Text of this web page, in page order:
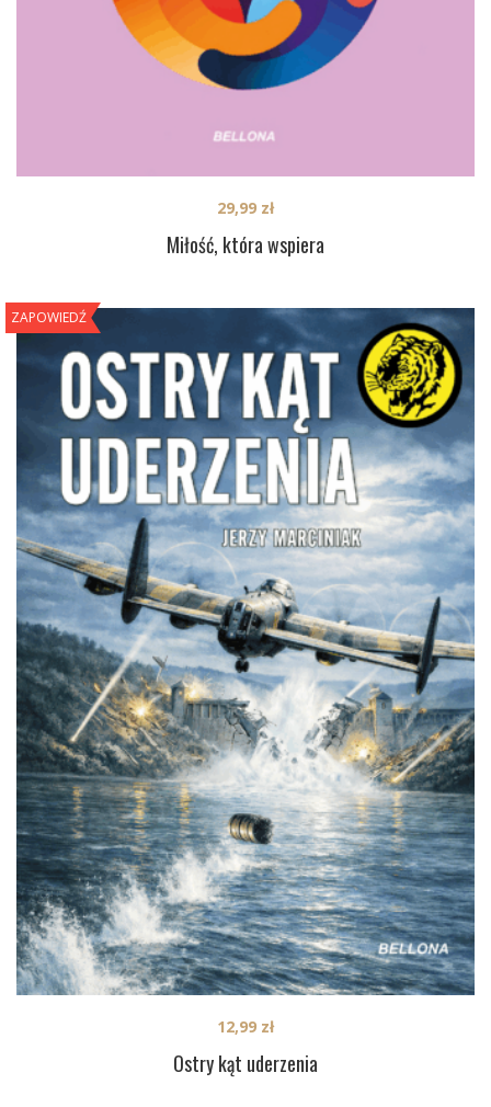
Miłość, która wspiera
29,99 zł
ZAPOWIEDŹ
Ostry kąt uderzenia
12,99 zł